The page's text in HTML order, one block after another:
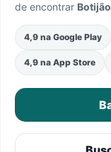
de encontrar
4,9 na Google Play
4,9 na App Store